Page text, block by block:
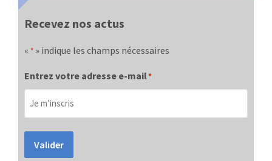
Recevez nos actus
« * » indique les champs nécessaires
Entrez votre adresse e-mail*
Valider